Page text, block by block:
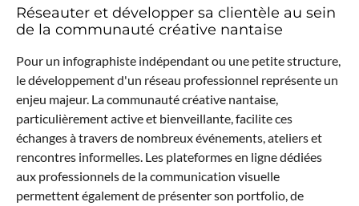
Réseauter et développer sa clientèle au sein
de la communauté créative nantaise
Pour un infographiste indépendant ou une petite structure,
le développement d'un réseau professionnel représente un
enjeu majeur. La communauté créative nantaise,
particulièrement active et bienveillante, facilite ces
échanges à travers de nombreux événements, ateliers et
rencontres informelles. Les plateformes en ligne dédiées
aux professionnels de la communication visuelle
permettent également de présenter son portfolio, de